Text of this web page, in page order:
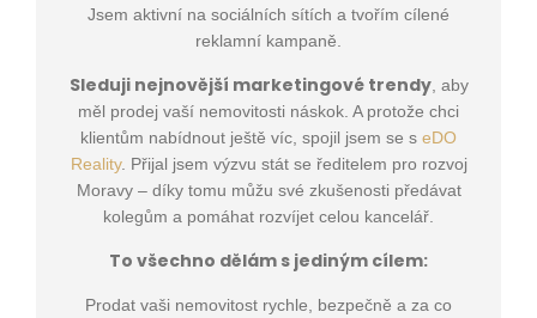
Jsem aktivní na sociálních sítích a tvořím cílené
reklamní kampaně.
Sleduji nejnovější marketingové trendy, aby
měl prodej vaší nemovitosti náskok. A protože chci
klientům nabídnout ještě víc, spojil jsem se s eDO
Reality. Přijal jsem výzvu stát se ředitelem pro rozvoj
Moravy – díky tomu můžu své zkušenosti předávat
kolegům a pomáhat rozvíjet celou kancelář.
To všechno dělám s jediným cílem:
Prodat vaši nemovitost rychle, bezpečně a za co